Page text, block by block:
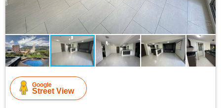
Google
Street View